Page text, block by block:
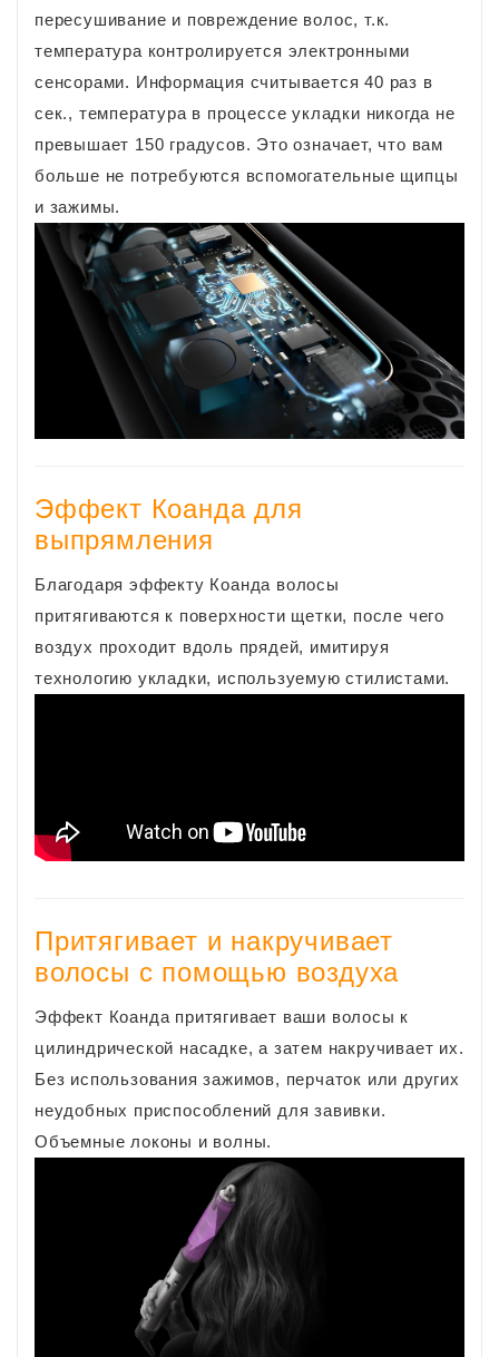
пересушивание и повреждение волос, т.к.
температура контролируется электронными
сенсорами. Информация считывается 40 раз в
сек., температура в процессе укладки никогда не
превышает 150 градусов. Это означает, что вам
больше не потребуются вспомогательные щипцы
и зажимы.
Эффект Коанда для
выпрямления
Благодаря эффекту Коанда волосы
притягиваются к поверхности щетки, после чего
воздух проходит вдоль прядей, имитируя
технологию укладки, используемую стилистами.
Притягивает и накручивает
волосы с помощью воздуха
Эффект Коанда притягивает ваши волосы к
цилиндрической насадке, а затем накручивает их.
Без использования зажимов, перчаток или других
неудобных приспособлений для завивки.
Объемные локоны и волны.